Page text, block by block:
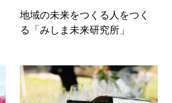
地域の未来をつくる人をつく
る「みしま未来研究所」